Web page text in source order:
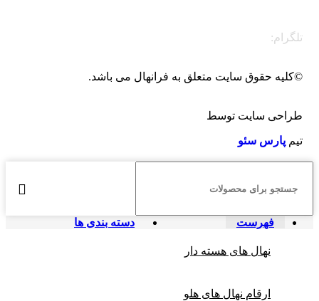
تلگرام:
©کلیه حقوق سایت متعلق به فرانهال می باشد.
طراحی سایت توسط
تیم پارس سئو
فهرست دسته بندی ها
نهال های هسته دار
ارقام نهال های هلو